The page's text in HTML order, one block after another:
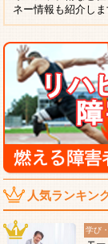
ネー情報も紹介しま
人気ランキン
学び